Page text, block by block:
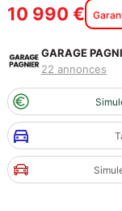
10 990 €
GARAGE
22 annonces